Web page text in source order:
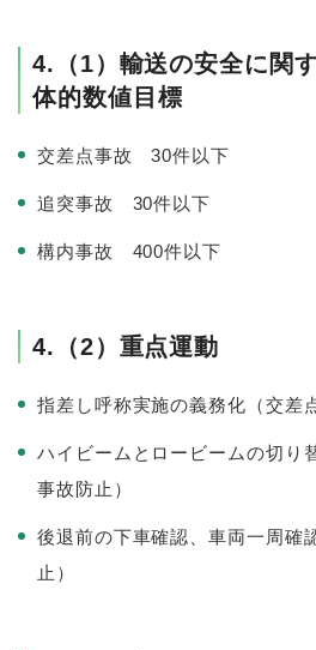
4.（1）輸送の安全に関
体的数値目標
交差点事故 30件以下
追突事故 30件以下
構内事故 400件以下
4.（2）重点運動
指差し呼称実施の義務化（交差
ハイビームとロービームの切り
事故防止）
後退前の下車確認、車両一周確
止）